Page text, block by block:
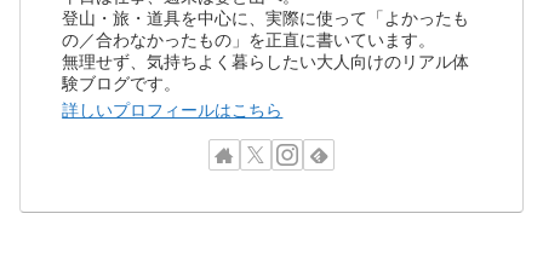
登山・旅・道具を中心に、実際に使って「よかったも
の／合わなかったもの」を正直に書いています。
無理せず、気持ちよく暮らしたい大人向けのリアル体
験ブログです。
詳しいプロフィールはこちら